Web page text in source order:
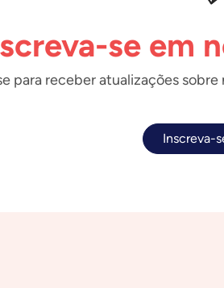
se em
para receber atualizações
Inscreva-